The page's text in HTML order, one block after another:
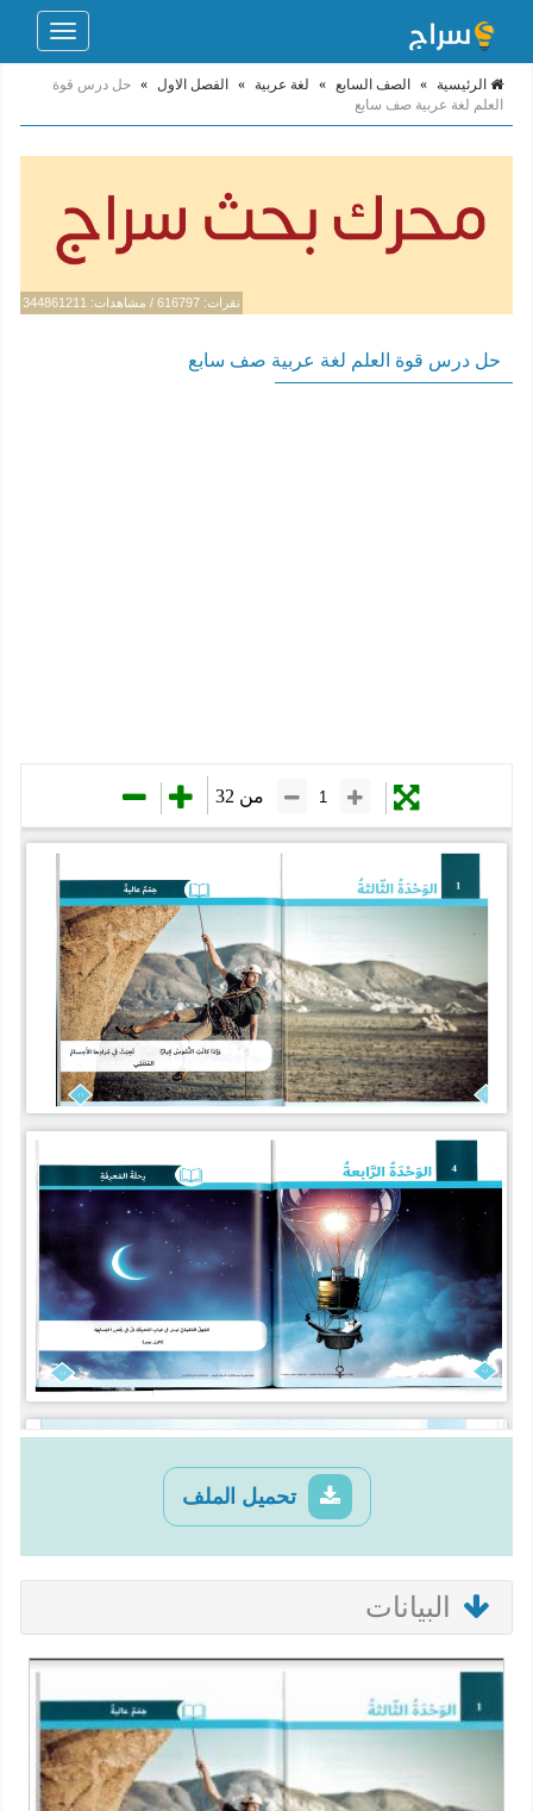
Toggle
الرئيسية » الصف السابع » لغة عربية » الفصل الاول » حل درس قوة
العلم لغة عربية صف سابع
نقرات: 616797 / مشاهدات: 344861211
حل درس قوة العلم لغة عربية صف سابع
تحميل الملف
البيانات